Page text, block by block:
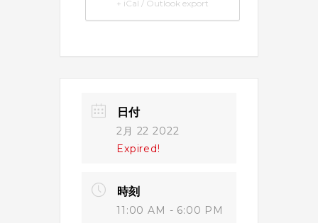
+ iCal / Outlook export
日付
2月 22 2022
Expired!
時刻
11:00 AM - 6:00 PM